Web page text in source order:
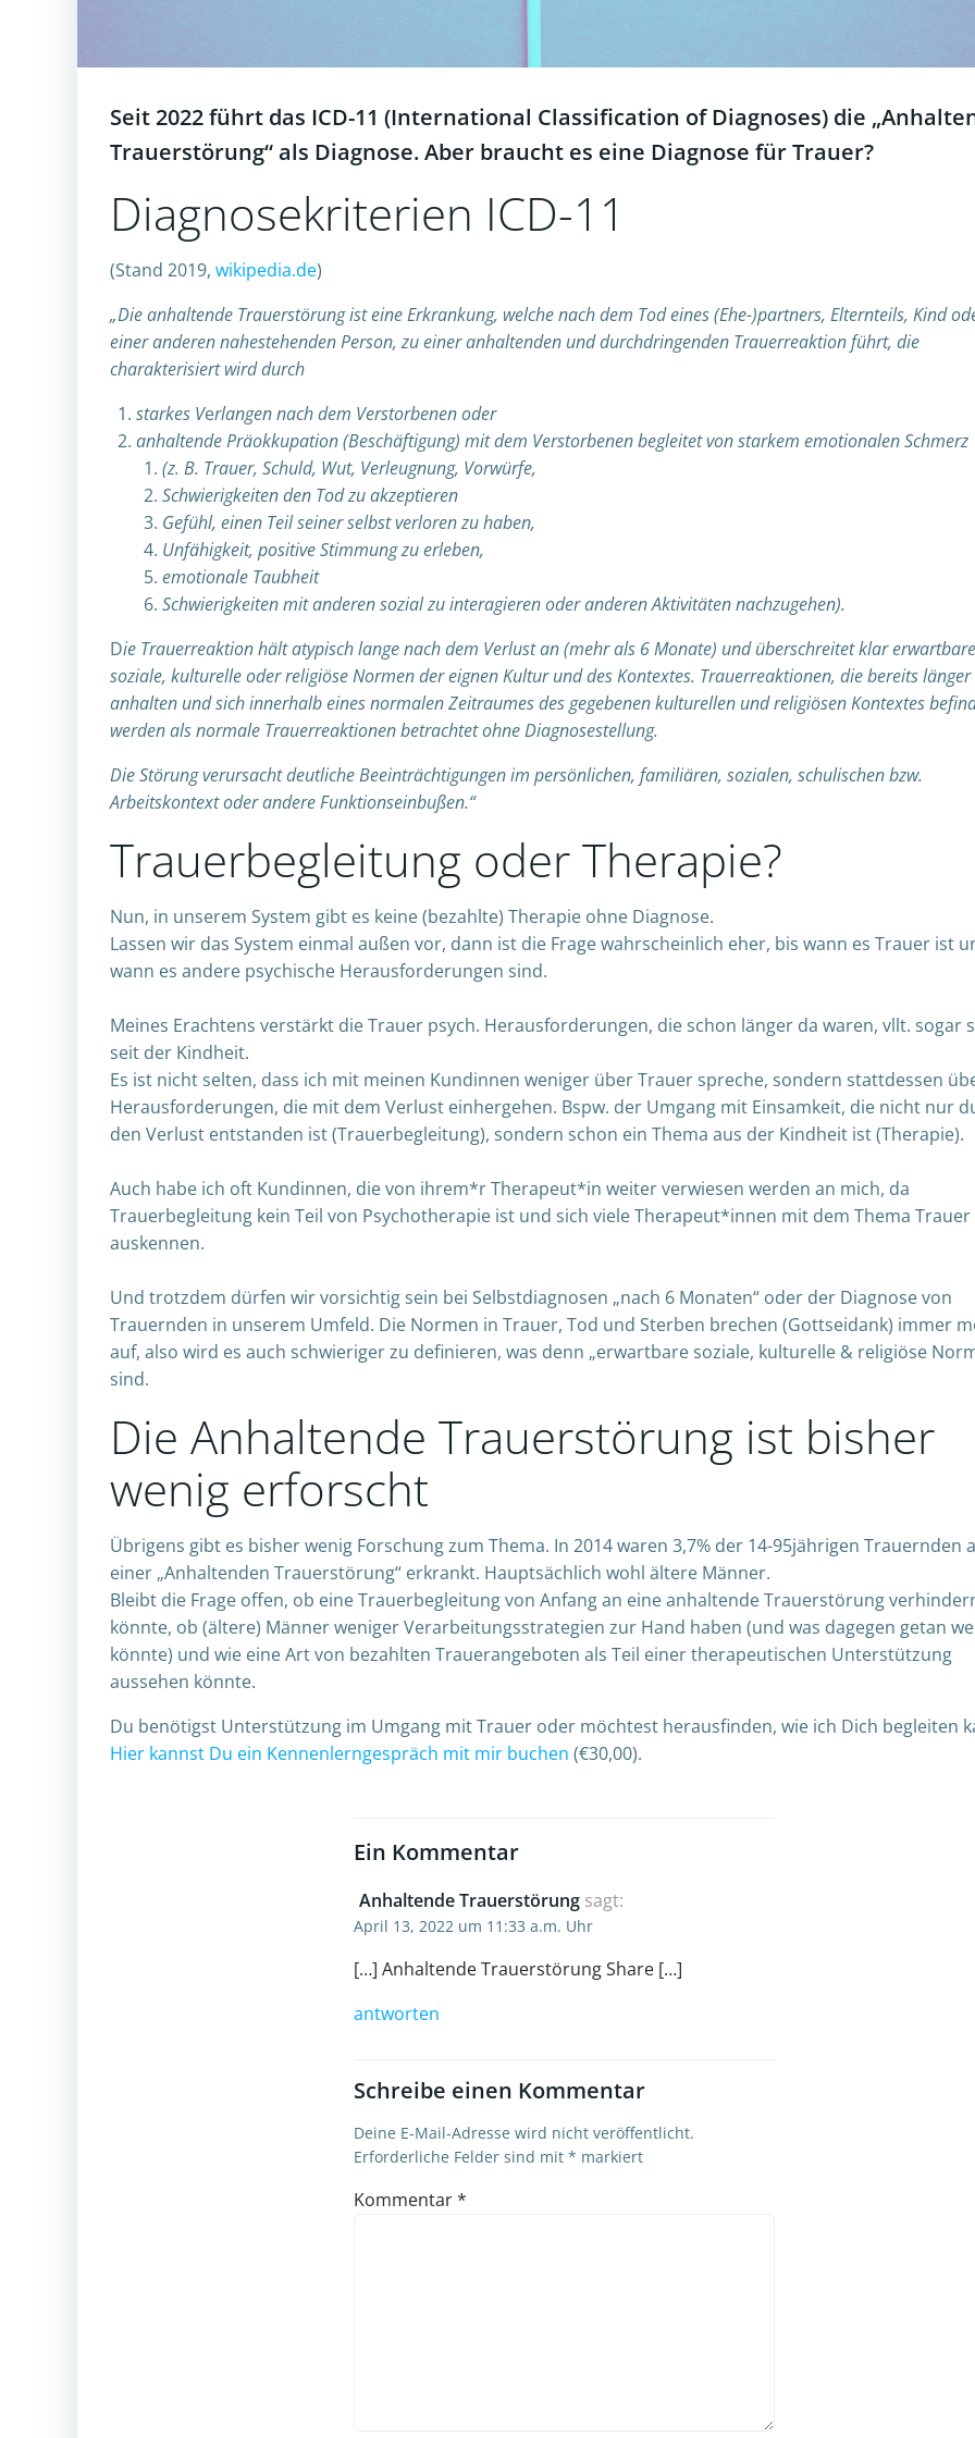
Seit 2022 führt das ICD-11 (International Classification of Diagnoses) die
Trauerstörung“ als Diagnose. Aber braucht es eine Diagnose für Trauer?
Diagnosekriterien ICD-11
(Stand 2019, wikipedia.de)
„Die anhaltende Trauerstörung ist eine Erkrankung, welche nach dem Tod eines (Ehe-)partners, Elternteils, Kind
einer anderen nahestehenden Person, zu einer anhaltenden und durchdringenden Trauerreaktion führt, die
charakterisiert wird durch
starkes Verlangen nach dem Verstorbenen oder
anhaltende Präokkupation (Beschäftigung) mit dem Verstorbenen begleitet von starkem emotionalen Schmerz
(z. B. Trauer, Schuld, Wut, Verleugnung, Vorwürfe,
Schwierigkeiten den Tod zu akzeptieren
Gefühl, einen Teil seiner selbst verloren zu haben,
Unfähigkeit, positive Stimmung zu erleben,
emotionale Taubheit
Schwierigkeiten mit anderen sozial zu interagieren oder anderen Aktivitäten nachzugehen).
Die Trauerreaktion hält atypisch lange nach dem Verlust an (mehr als 6 Monate) und überschreitet klar erwartbare
soziale, kulturelle oder religiöse Normen der eignen Kultur und des Kontextes. Trauerreaktionen, die bereits länger
anhalten und sich innerhalb eines normalen Zeitraumes des gegebenen kulturellen und religiösen Kontextes
werden als normale Trauerreaktionen betrachtet ohne Diagnosestellung.
Die Störung verursacht deutliche Beeinträchtigungen im persönlichen, familiären, sozialen, schulischen bzw.
Arbeitskontext oder andere Funktionseinbußen.“
Trauerbegleitung oder Therapie?
Nun, in unserem System gibt es keine (bezahlte) Therapie ohne Diagnose.
Lassen wir das System einmal außen vor, dann ist die Frage wahrscheinlich eher, bis wann es Trauer ist
wann es andere psychische Herausforderungen sind.
Meines Erachtens verstärkt die Trauer psych. Herausforderungen, die schon länger da waren, vllt. sogar
seit der Kindheit.
Es ist nicht selten, dass ich mit meinen Kundinnen weniger über Trauer spreche, sondern stattdessen
Herausforderungen, die mit dem Verlust einhergehen. Bspw. der Umgang mit Einsamkeit, die nicht nur
den Verlust entstanden ist (Trauerbegleitung), sondern schon ein Thema aus der Kindheit ist (Therapie).
Auch habe ich oft Kundinnen, die von ihrem*r Therapeut*in weiter verwiesen werden an mich, da
Trauerbegleitung kein Teil von Psychotherapie ist und sich viele Therapeut*innen mit dem Thema
auskennen.
Und trotzdem dürfen wir vorsichtig sein bei Selbstdiagnosen „nach 6 Monaten“ oder der Diagnose von
Trauernden in unserem Umfeld. Die Normen in Trauer, Tod und Sterben brechen (Gottseidank) immer
auf, also wird es auch schwieriger zu definieren, was denn „erwartbare soziale, kulturelle & religiöse
sind.
Die Anhaltende Trauerstörung ist bisher
wenig erforscht
Übrigens gibt es bisher wenig Forschung zum Thema. In 2014 waren 3,7% der 14-95jährigen Trauernden
einer „Anhaltenden Trauerstörung“ erkrankt. Hauptsächlich wohl ältere Männer.
Bleibt die Frage offen, ob eine Trauerbegleitung von Anfang an eine anhaltende Trauerstörung
könnte, ob (ältere) Männer weniger Verarbeitungsstrategien zur Hand haben (und was dagegen getan
könnte) und wie eine Art von bezahlten Trauerangeboten als Teil einer therapeutischen Unterstützung
aussehen könnte.
Du benötigst Unterstützung im Umgang mit Trauer oder möchtest herausfinden, wie ich Dich begleiten
Hier kannst Du ein Kennenlerngespräch mit mir buchen (€30,00).
Ein Kommentar
Anhaltende Trauerstörung sagt:
April 13, 2022 um 11:33 a.m. Uhr
[…] Anhaltende Trauerstörung Share […]
antworten
Schreibe einen Kommentar
Deine E-Mail-Adresse wird nicht veröffentlicht.
Erforderliche Felder sind mit * markiert
Kommentar*